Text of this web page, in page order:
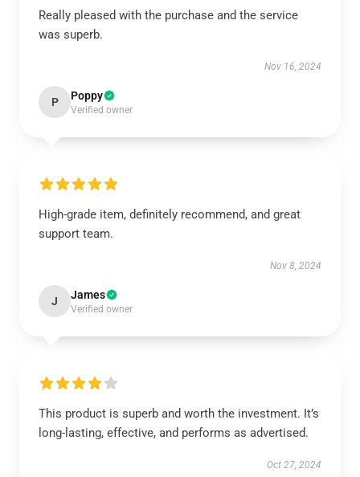
Really pleased with the purchase and the service
was superb.
Nov 16, 2024
P Poppy
Verified owner
High-grade item, definitely recommend, and great
support team.
Nov 8, 2024
J James
Verified owner
This product is superb and worth the investment. It’s
long-lasting, effective, and performs as advertised.
Oct 27, 2024